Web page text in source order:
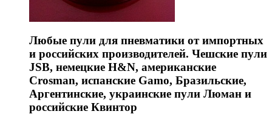
Любые пули для пневматики от импортных
и российских производителей. Чешские пули
JSB, немецкие H&N, американские
Crosman, испанские Gamo, Бразильские,
Аргентинские, украинские пули Люман и
российские Квинтор